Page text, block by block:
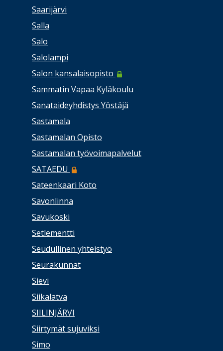
Saarijärvi
Salla
Salo
Salolampi
Salon kansalaisopisto
Sammatin Vapaa Kyläkoulu
Sanataideyhdistys Yöstäjä
Sastamala
Sastamalan Opisto
Sastamalan työvoimapalvelut
SATAEDU
Sateenkaari Koto
Savonlinna
Savukoski
Setlementti
Seudullinen yhteistyö
Seurakunnat
Sievi
Siikalatva
SIILINJÄRVI
Siirtymät sujuviksi
Simo